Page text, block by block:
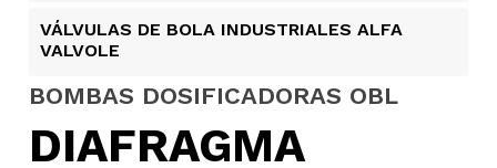
VÁLVULAS DE BOLA INDUSTRIALES ALFA
VALVOLE
BOMBAS DOSIFICADORAS OBL
DIAFRAGMA